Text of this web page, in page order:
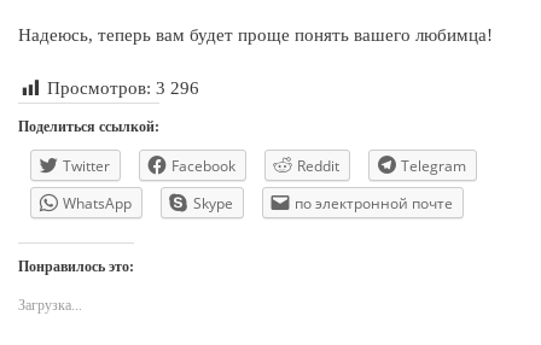
Надеюсь, теперь вам будет проще понять вашего любимца!
Просмотров: 3 296
Поделиться ссылкой:
Twitter Facebook Reddit
Telegram
WhatsApp
Skype по электронной почте
Понравилось это:
Загрузка...